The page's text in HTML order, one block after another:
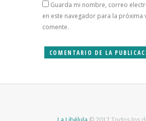
Guarda mi nombre, correo
en este navegador para la próxima
comente.